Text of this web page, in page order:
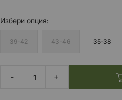
Избериопция
39-42 43-46 35-38